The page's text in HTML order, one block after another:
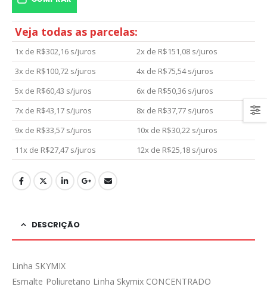
Veja todas as parcelas:
1x de R$302,16 s/juros 2x de R$151,08 s/juros
3x de R$100,72 s/juros 4x de R$75,54s/juros
5x de R$60,43 s/juros 6x de R$50,36 s/juros
7x de R$43,17 s/juros 8x de R$37,77 s/juros
9x de R$33,57 s/juros 10x de R$30,22 s/juros
11x de R$27,47 s/juros 12x de R$25,18 s/juros
DESCRIÇÃO
Linha SKYMIX
Esmalte Poliuretano Linha Skymix CONCENTRADO